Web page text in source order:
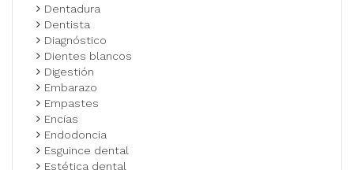
Dentadura
Dentista
Diagnóstico
Dientes blancos
Digestión
Embarazo
Empastes
Encías
Endodoncia
Esguince dental
Estética dental